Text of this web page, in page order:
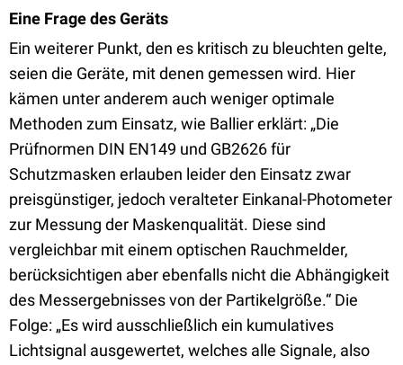
Eine Frage des Geräts
Ein weiterer Punkt, den es kritisch zu bleuchten gelte,
seien die Geräte, mit denen gemessen wird. Hier
kämen unter anderem auch weniger optimale
Methoden zum Einsatz, wie Ballier erklärt: „Die
Prüfnormen DIN EN149 und GB2626 für
Schutzmasken erlauben leider den Einsatz zwar
preisgünstiger, jedoch veralteter Einkanal-Photometer
zur Messung der Maskenqualität. Diese sind
vergleichbar mit einem optischen Rauchmelder,
berücksichtigen aber ebenfalls nicht die Abhängigkeit
des Messergebnisses von der Partikelgröße.“ Die
Folge: „Es wird ausschließlich ein kumulatives
Lichtsignal ausgewertet, welches alle Signale, also